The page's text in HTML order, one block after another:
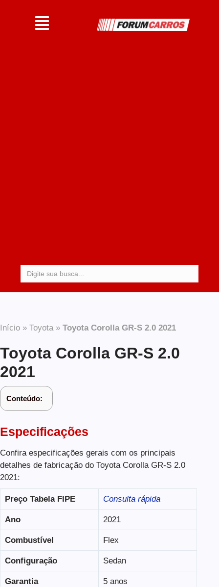
Início » Toyota» Toyota Corolla GR-S 2.0 2021
Toyota Corolla GR-S 2.0
2021
Conteúdo:
Especificações
Confira especificações gerais com os principais
detalhes de fabricação do Toyota Corolla GR-S 2.0
2021:
Preço Tabela FIPE Consulta rápida
Ano 2021
Combustível Flex
Configuração Sedan
Garantia 5 anos